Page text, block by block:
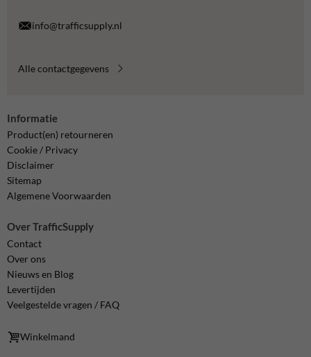
info@trafficsupply.nl
Alle contactgegevens
Informatie
Product(en) retourneren
Cookie / Privacy
Disclaimer
Sitemap
Algemene Voorwaarden
Over TrafficSupply
Contact
Over ons
Nieuws en Blog
Levertijden
Veelgestelde vragen / FAQ
Winkelmand